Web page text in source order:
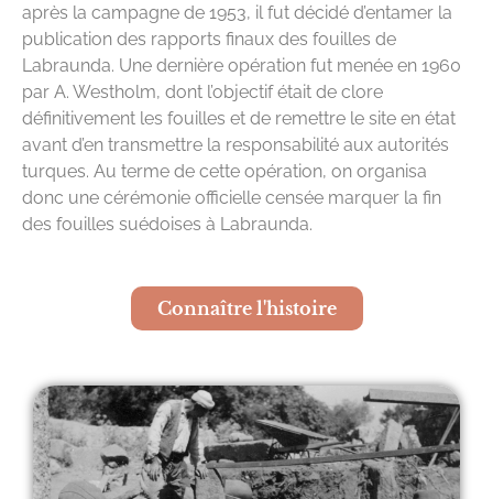
après la campagne de 1953, il fut décidé d’entamer la
publication des rapports finaux des fouilles de
Labraunda. Une dernière opération fut menée en 1960
par A. Westholm, dont l’objectif était de clore
définitivement les fouilles et de remettre le site en état
avant d’en transmettre la responsabilité aux autorités
turques. Au terme de cette opération, on organisa
donc une cérémonie officielle censée marquer la fin
des fouilles suédoises à Labraunda.
Connaître l'histoire